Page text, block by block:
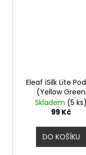
Eleaf iSilk Lite
(Yellow Green
Gradient)
Skladem (5 ks)
99 Kč
DO KOŠÍKU